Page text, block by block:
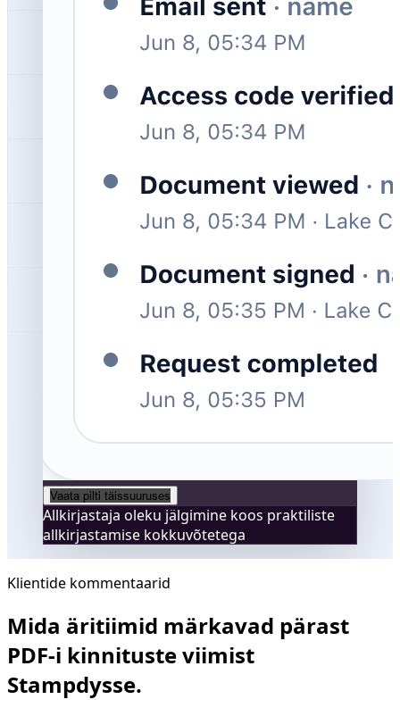
Vaata pilti täissuuruses
Allkirjastaja oleku jälgimine koos praktiliste
allkirjastamise kokkuvõtetega
Klientide kommentaarid
Mida äritiimid märkavad pärast
PDF-i kinnituste viimist
Stampdysse.